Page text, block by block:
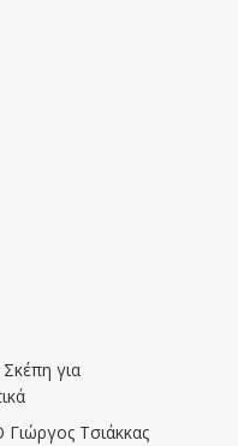
για
Τσιάκκας